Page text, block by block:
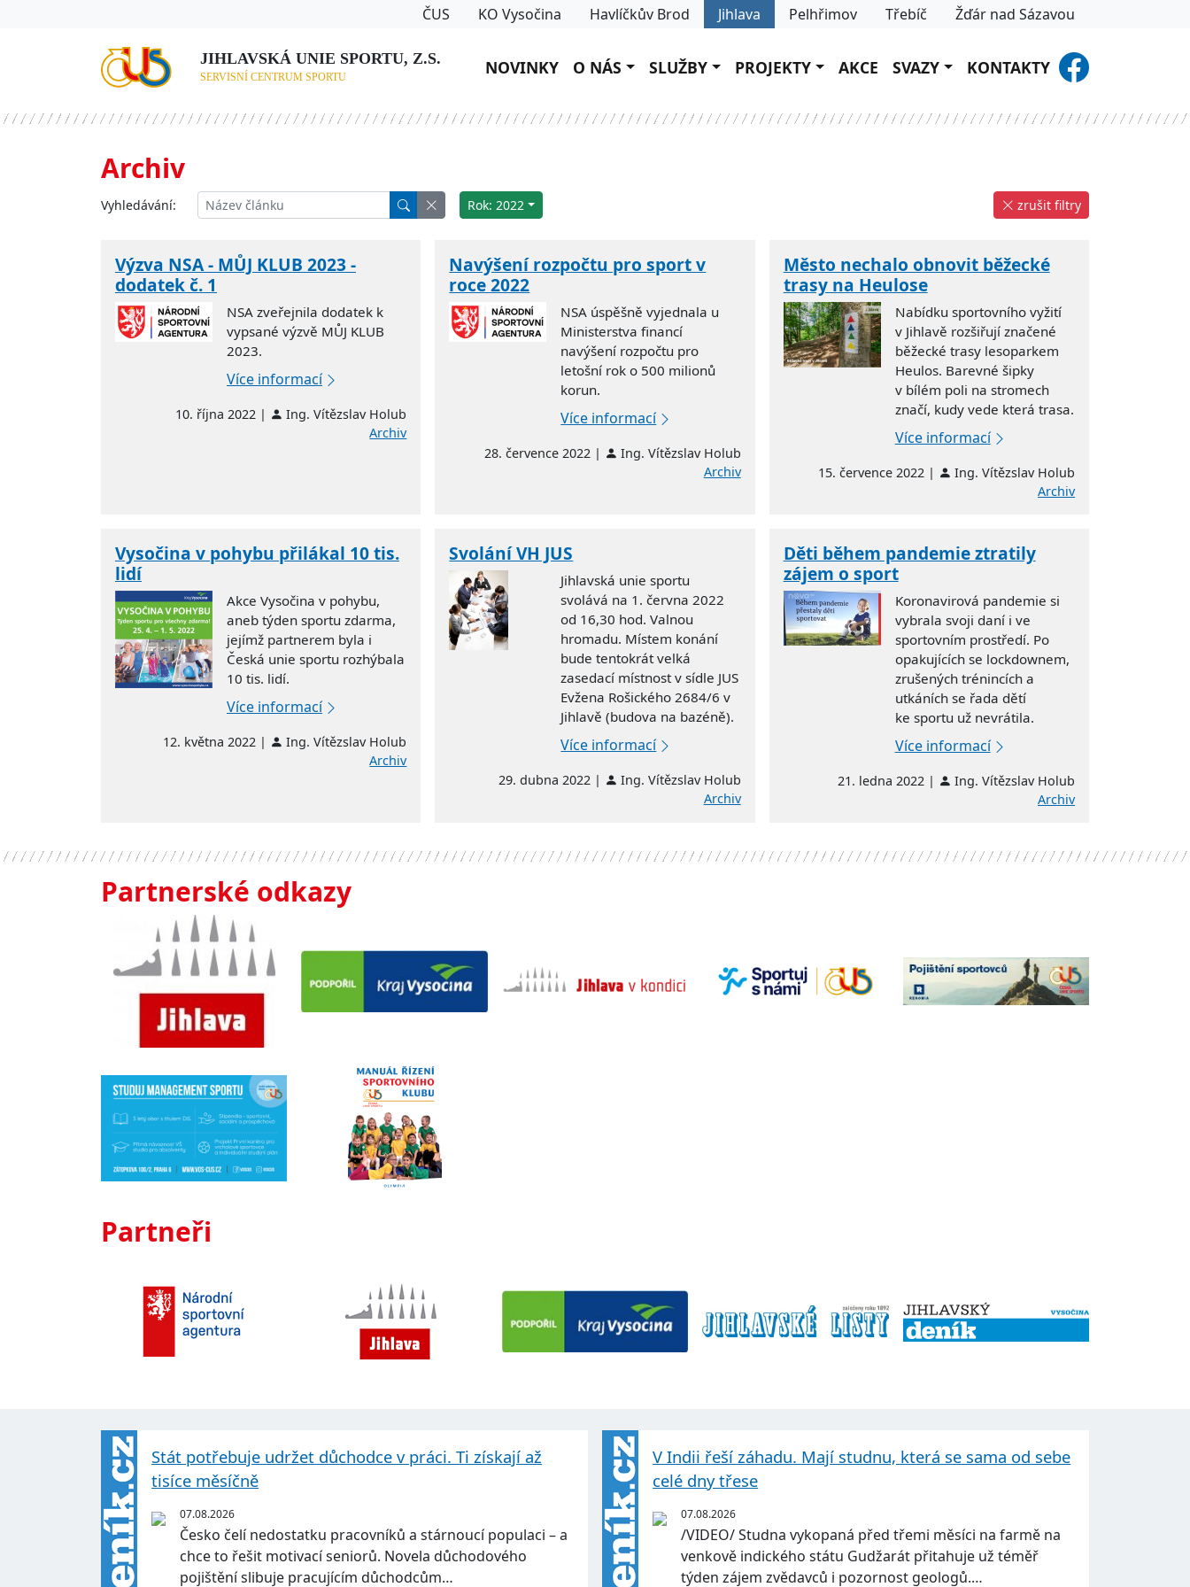
ČUS KO Vysočina Havlíčkův Brod Jihlava Pelhřimov Třebíč Žďár nad Sázavou
JIHLAVSKÁ UNIE SPORTU, Z.S.
SERVISNÍ CENTRUM SPORTU NOVINKY O NÁS SLUŽBY PROJEKTY AKCE SVAZY KONTAKTY
Archiv
Vyhledávání: Rok: 2022 zrušit filtry
Výzva NSA - MŮJ KLUB 2023 -
dodatek č. 1
NSA zveřejnila dodatek k
vypsané výzvě MŮJ KLUB
2023.
Více informací
10. října 2022 |
Ing. Vítězslav Holub
Archiv
Navýšení rozpočtu pro sport v
roce 2022
NSA úspěšně vyjednala u
Ministerstva financí
navýšení rozpočtu pro
letošní rok o 500 milionů
korun.
Více informací
28. července 2022 |
Ing. Vítězslav Holub
Archiv
Město nechalo obnovit běžecké
trasy na Heulose
Nabídku sportovního vyžití
v Jihlavě rozšiřují značené
běžecké trasy lesoparkem
Heulos. Barevné šipky
v bílém poli na stromech
značí, kudy vede která trasa.
Více informací
15. července 2022 |
Ing. Vítězslav Holub
Archiv
Vysočina v pohybu přilákal 10 tis.
lidí
Akce Vysočina v pohybu,
aneb týden sportu zdarma,
jejímž partnerem byla i
Česká unie sportu rozhýbala
10 tis. lidí.
Více informací
12. května 2022 |
Ing. Vítězslav Holub
Archiv
Svolání VH JUS
Jihlavská unie sportu
svolává na 1. června 2022
od 16,30 hod. Valnou
hromadu. Místem konání
bude tentokrát velká
zasedací místnost v sídle JUS
Evžena Rošického 2684/6 v
Jihlavě (budova na bazéně).
Více informací
29. dubna 2022 |
Ing. Vítězslav Holub
Archiv
Děti během pandemie ztratily
zájem o sport
Koronavirová pandemie si
vybrala svoji daní i ve
sportovním prostředí. Po
opakujících se lockdownem,
zrušených trénincích a
utkáních se řada dětí
ke sportu už nevrátila.
Více informací
21. ledna 2022 |
Ing. Vítězslav Holub
Archiv
Partnerské odkazy
Partneři
Stát potřebuje udržet důchodce v práci. Ti získají až
tisíce měsíčně
07.08.2026
Česko čelí nedostatku pracovníků a stárnoucí populaci – a
chce to řešit motivací seniorů. Novela důchodového
pojištění slibuje pracujícím důchodcům…
V Indii řeší záhadu. Mají studnu, která se sama od sebe
celé dny třese
07.08.2026
/VIDEO/ Studna vykopaná před třemi měsíci na farmě na
venkově indického státu Gudžarát přitahuje už téměř
týden zájem zvědavců i pozornost geologů.…